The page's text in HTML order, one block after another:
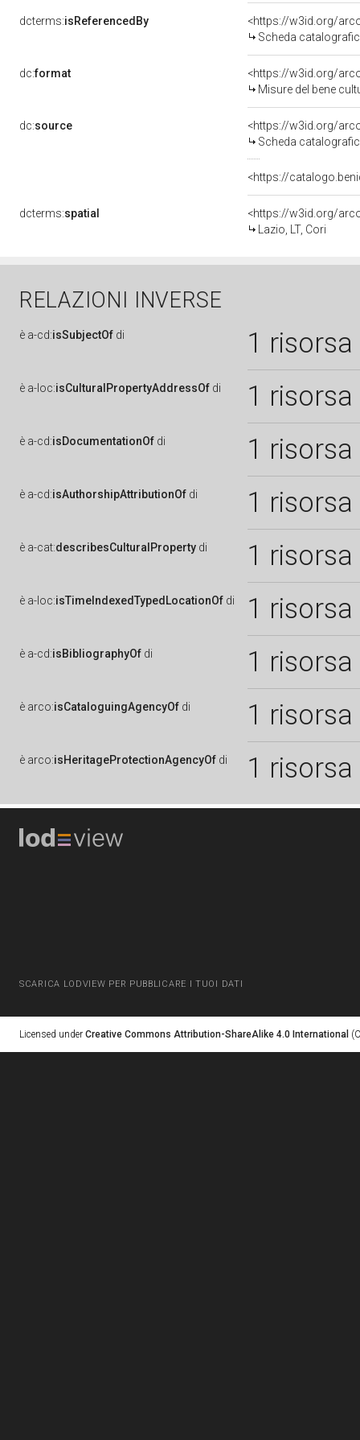
dcterms:isReferencedBy
<https://w3id.org/
Scheda
dc:format
<https://w3id.org/
Misure del bene
dc:source
<https://w3id.org/
Scheda
<https://
dcterms:spatial
<https://w3id.org/
Lazio, LT, Cori
RELAZIONI INVERSE
è a-cd:isSubjectOf di 1 risorsa
è a-loc:isCulturalPropertyAddressOf di 1 risorsa
è a-cd:isDocumentationOf di 1 risorsa
è a-cd:isAuthorshipAttributionOf di 1 risorsa
è a-cat:describesCulturalProperty di 1 risorsa
è a-loc:isTimeIndexedTypedLocationOf di 1 risorsa
è a-cd:isBibliographyOf di 1 risorsa
è arco:isCataloguingAgencyOf di 1 risorsa
è arco:isHeritageProtectionAgencyOf di 1 risorsa
SCARICA LODVIEW PER PUBBLICARE I TUOI DATI
Licensed under Creative Commons Attribution-ShareAlike 4.0 International